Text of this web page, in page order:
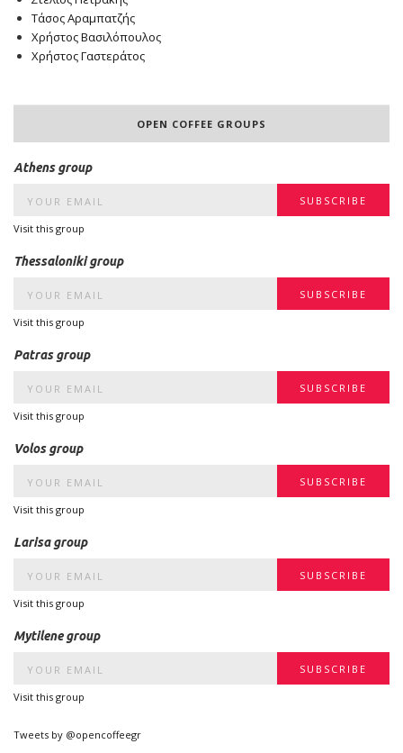
Τάσος Αραμπατζής
Χρήστος Βασιλόπουλος
Χρήστος Γαστεράτος
OPEN COFFEE GROUPS
Athens group
Visit this group
Thessaloniki group
Visit this group
Patras group
Visit this group
Volos group
Visit this group
Larisa group
Visit this group
Mytilene group
Visit this group
Tweets by @opencoffeegr